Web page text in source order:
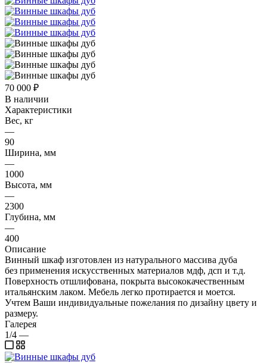
70 000 ₽
В наличии
Характеристики
Вес, кг
—
90
Ширина, мм
—
1000
Высота, мм
—
2300
Глубина, мм
—
400
Описание
Винный шкаф изготовлен из натурального массива дуба
без применения искусственных материалов мдф, дсп и т.д.
Поверхность отшлифована, покрыта высококачественным
итальянским лаком. Мебель легко протирается и моется.
Учтем Ваши индивидуальные пожелания по дизайну цвету и
размеру.
Галерея
1/4 —